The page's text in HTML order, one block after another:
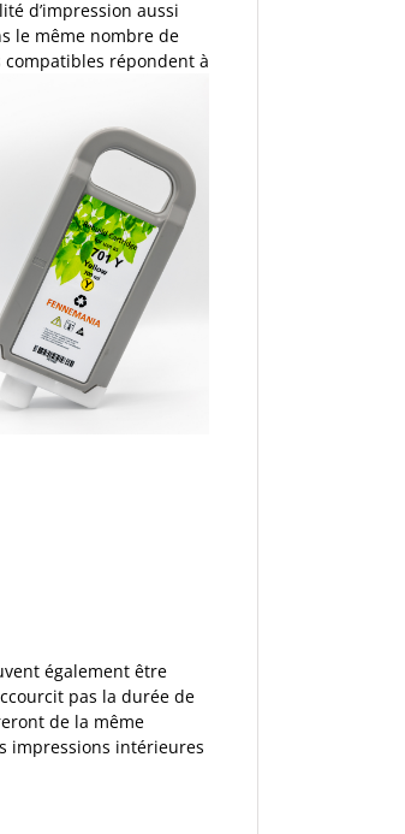
d’impression aussi
le même nombre de
compatibles répondent à
également être
pas la durée de
de la même
impressions intérieures